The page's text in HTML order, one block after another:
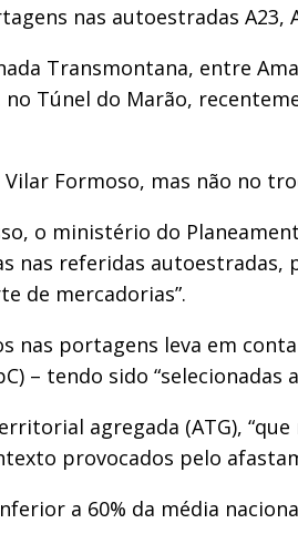
nas autoestradas A23,
Transmontana, entre
Túnel do Marão,
Formoso, mas não no
o ministério do
nas referidas
de mercadorias”.
nas portagens leva em
– tendo sido
agregada (ATG),
provocados pelo
a 60% da média